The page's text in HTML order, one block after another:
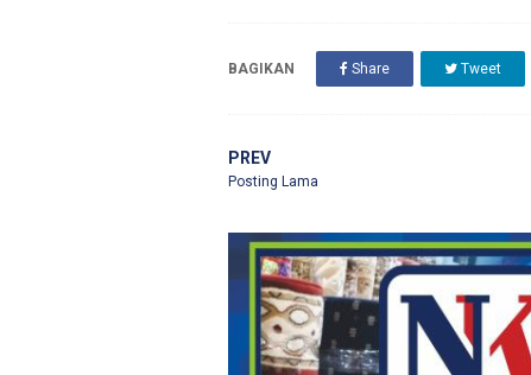
BAGIKAN Share Tweet
PREV
Posting Lama